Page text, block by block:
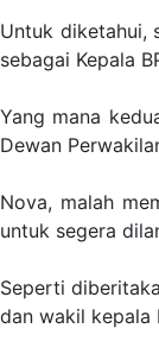
Untuk diketahui,
sebagai Kepala
Yang mana
Dewan
Nova, malah
untuk segera
Seperti
dan wakil kepala